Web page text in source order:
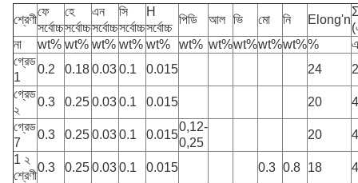
শ্রেণী
ফে
সর্বোচ্চ
হে
সর্বোচ্চ
এন
সর্বোচ্চ
সি
সর্বোচ্চ
H
সর্বোচ্চ
পিডি আল ভি মো নি Elong'n
না
wt% wt% wt% wt% wt% wt% wt%wt%wt%wt%%
গ্রেড
1
0.2 0.180.030.1 0.015 24
গ্রেড
২
0.3 0.250.030.1 0.015 20
গ্রেড
7
0.3 0.250.030.1 0.015
0,12-
0,25
20
1 ২
শ্রেণী
0.3 0.250.030.1 0.015 0.3 0.8 18